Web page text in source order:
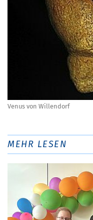
Venus von Willendorf
MEHR LESEN